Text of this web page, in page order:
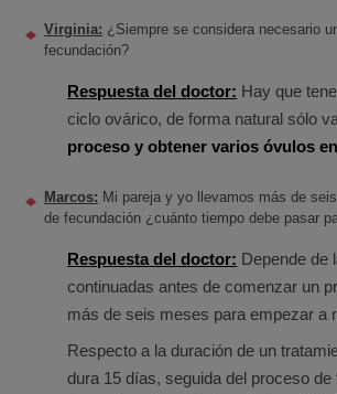
Virginia: ¿Siempre se considera necesario
fecundación?
Respuesta del doctor: Hay que
ciclo ovárico, de forma natural sólo
proceso y obtener varios óvulos
Marcos: Mi pareja y yo llevamos más de
de fecundación ¿cuánto tiempo debe pasar
Respuesta del doctor: Depende de
continuadas antes de comenzar un
más de seis meses para empezar a
Respecto a la duración de un
dura 15 días, seguida del proceso